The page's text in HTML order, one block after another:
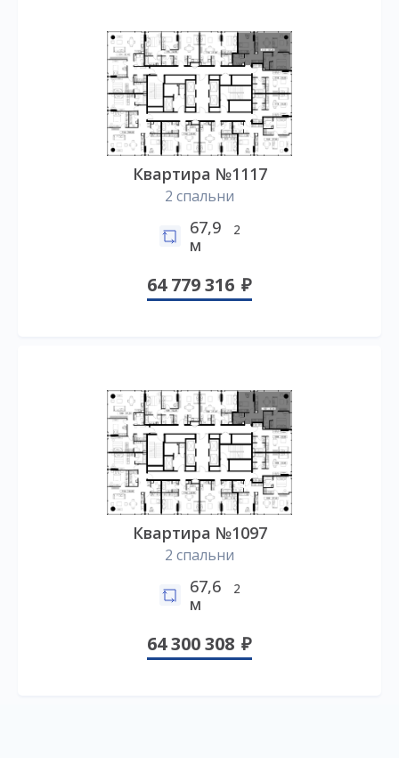
Квартира №1117
2 спальни
67,9
м
2
64 779 316
Квартира №1097
2 спальни
67,6
м
2
64 300 308